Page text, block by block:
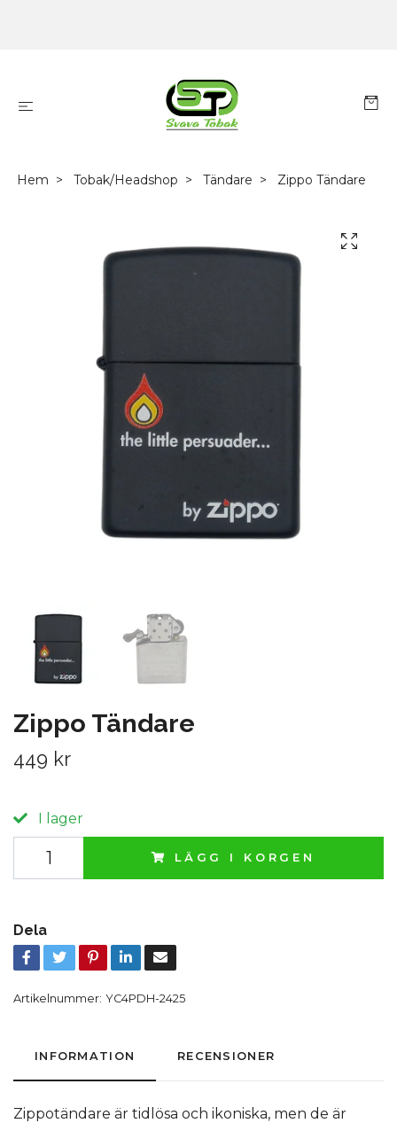
Hem Tobak/Headshop Tändare Zippo Tändare
Zippo Tändare
449 kr
I lager
LÄGG I KORGEN
Dela
Artikelnummer: YC4PDH-2425
INFORMATION RECENSIONER
Zippotändare är tidlösa och ikoniska, men de är